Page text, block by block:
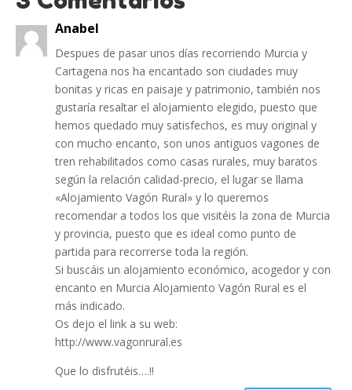
Anabel
Despues de pasar unos días recorriendo Murcia y
Cartagena nos ha encantado son ciudades muy
bonitas y ricas en paisaje y patrimonio, también nos
gustaría resaltar el alojamiento elegido, puesto que
hemos quedado muy satisfechos, es muy original y
con mucho encanto, son unos antiguos vagones de
tren rehabilitados como casas rurales, muy baratos
según la relación calidad-precio, el lugar se llama
«Alojamiento Vagón Rural» y lo queremos
recomendar a todos los que visitéis la zona de Murcia
y provincia, puesto que es ideal como punto de
partida para recorrerse toda la región.
Si buscáis un alojamiento económico, acogedor y con
encanto en Murcia Alojamiento Vagón Rural es el
más indicado.
Os dejo el link a su web:
http://www.vagonrural.es
Que lo disfrutéis….!!